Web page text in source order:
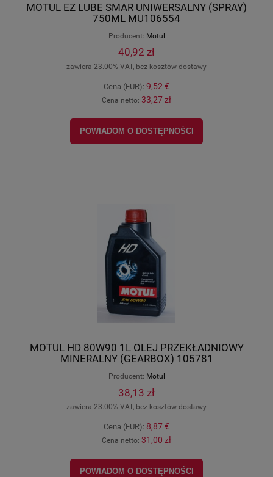
MOTUL EZ LUBE SMAR UNIWERSALNY (SPRAY)
750ML MU106554
Producent: Motul
40,92 zł
zawiera 23.00% VAT, bez kosztów dostawy
Cena (EUR): 9,52 €
Cena netto: 33,27 zł
POWIADOM O DOSTĘPNOŚCI
MOTUL HD 80W90 1L OLEJ PRZEKŁADNIOWY
MINERALNY (GEARBOX) 105781
Producent: Motul
38,13 zł
zawiera 23.00% VAT, bez kosztów dostawy
Cena (EUR): 8,87 €
Cena netto: 31,00 zł
POWIADOM O DOSTĘPNOŚCI